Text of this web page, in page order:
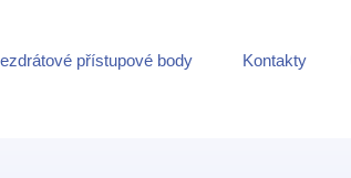
přístupové body Kontakty